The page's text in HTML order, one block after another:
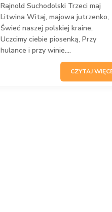
Rajnold Suchodolski Trzeci maj
Litwina Witaj, majowa jutrzenko,
Świeć naszej polskiej kraine,
Uczcimy ciebie piosenką, Przy
hulance i przy winie....
CZYTAJ